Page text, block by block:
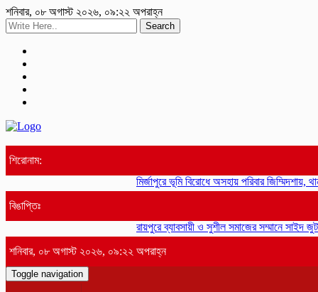
শনিবার, ০৮ অগাস্ট ২০২৬, ০৯:২২ অপরাহ্ন
Search
শিরোনাম:
মির্জাপুরে ভূমি বিরোধে অসহায় পরিবার জিম্মিদশায়,
বিঙাপ্তিঃ
রায়পুরে ব্যাবসায়ী ও সুশীল সমাজের সম্মানে সাইদ
শনিবার, ০৮ অগাস্ট ২০২৬, ০৯:২২ অপরাহ্ন
Toggle navigation